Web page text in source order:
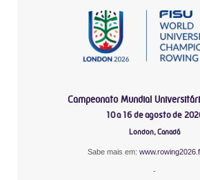
Campeonato Mundial
10 a 16 de agosto de
London, Canadá
Sabe mais em:
-